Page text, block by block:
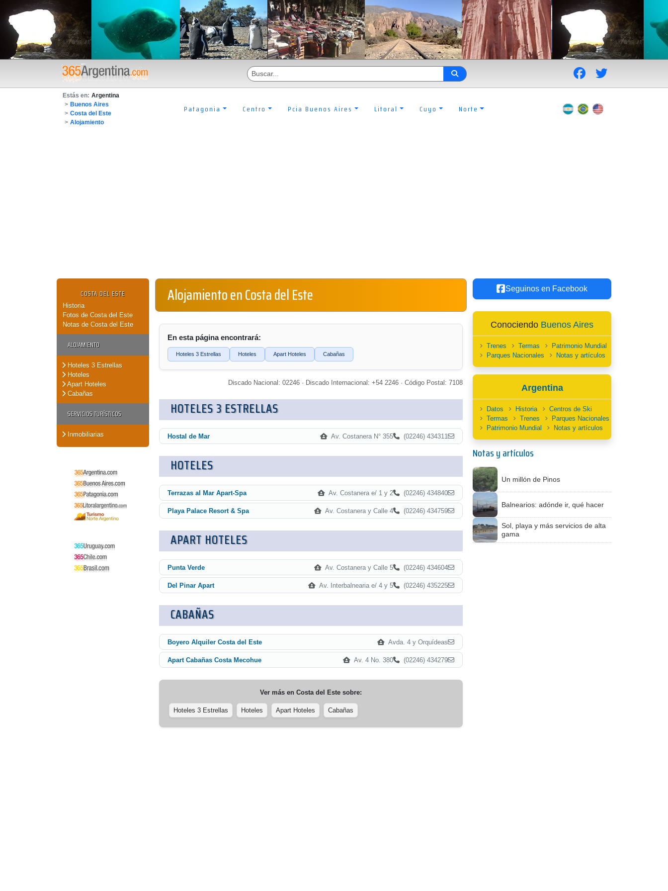
Estás en: Argentina
> Buenos Aires
> Costa del Este
> Alojamiento
Patagonia Centro Pcia Buenos Aires Litoral Cuyo Norte
COSTA DEL ESTE
Historia
Fotos de Costa del Este
Notas de Costa del Este
ALOJAMIENTO
Hoteles 3 Estrellas
Hoteles
Apart Hoteles
Cabañas
SERVICIOS TURÍSTICOS
Inmobiliarias
Alojamiento en Costa del Este
En esta página encontrará:
Hoteles 3 Estrellas Hoteles Apart Hoteles Cabañas
Discado Nacional: 02246 · Discado Internacional: +54 2246 · Código Postal: 7108
HOTELES 3 ESTRELLAS
Hostal de Mar Av. Costanera N° 355 (02246) 434311
HOTELES
Terrazas al Mar Apart-Spa Av. Costanera e/ 1 y 2 (02246) 434840
Playa Palace Resort & Spa Av. Costanera y Calle 4 (02246) 434759
APART HOTELES
Punta Verde Av. Costanera y Calle 5 (02246) 434604
Del Pinar Apart Av. Interbalnearia e/ 4 y 5 (02246) 435225
CABAÑAS
Boyero Alquiler Costa del Este Avda. 4 y Orquídeas
Apart Cabañas Costa Mecohue Av. 4 No. 380 (02246) 434279
Ver más en Costa del Este sobre:
Hoteles 3 Estrellas Hoteles Apart Hoteles Cabañas
Seguinos en Facebook
Conociendo Buenos Aires
Trenes Termas
Patrimonio Mundial
Parques Nacionales
Notas y artículos
Argentina
Datos Historia
Centros de Ski
Termas
Trenes
Parques Nacionales
Patrimonio Mundial
Notas y artículos
Notas y artículos
Un millón de Pinos
Balnearios: adónde ir, qué hacer
Sol, playa y más servicios de alta
gama